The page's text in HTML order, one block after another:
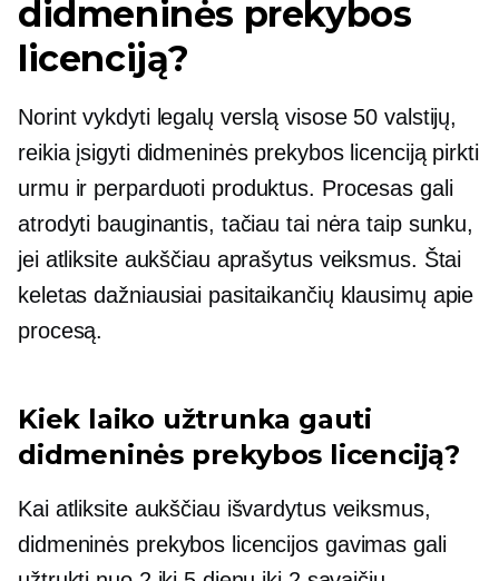
didmeninės prekybos
licenciją?
Norint vykdyti legalų verslą visose 50 valstijų,
reikia įsigyti didmeninės prekybos licenciją pirkti
urmu ir perparduoti produktus. Procesas gali
atrodyti bauginantis, tačiau tai nėra taip sunku,
jei atliksite aukščiau aprašytus veiksmus. Štai
keletas dažniausiai pasitaikančių klausimų apie
procesą.
Kiek laiko užtrunka gauti
didmeninės prekybos licenciją?
Kai atliksite aukščiau išvardytus veiksmus,
didmeninės prekybos licencijos gavimas gali